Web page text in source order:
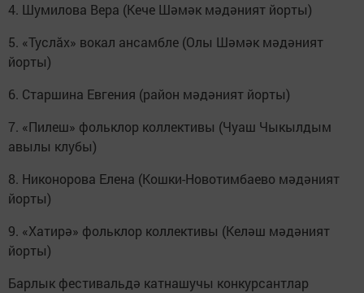
4. Шумилова Вера (Кече Шәмәк мәдәният йорты)
5. «Туслăх» вокал ансамбле (Олы Шәмәк мәдәният
йорты)
6. Старшина Евгения (район мәдәният йорты)
7. «Пилеш» фольклор коллективы (Чуаш Чыкылдым
авылы клубы)
8. Никонорова Елена (Кошки-Новотимбаево мәдәният
йорты)
9. «Хатирә» фольклор коллективы (Келәш мәдәният
йорты)
Барлык фестивальдә катнашучы конкурсантлар